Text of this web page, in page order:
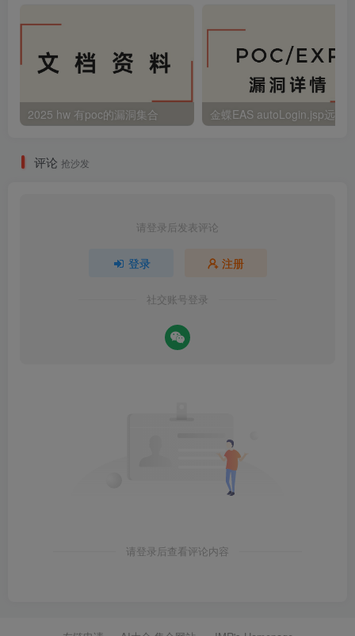
2025 hw 有poc的漏洞集合
评论 抢沙发
请登录后发表评论
登录 注册
社交账号登录
请登录后查看评论内容